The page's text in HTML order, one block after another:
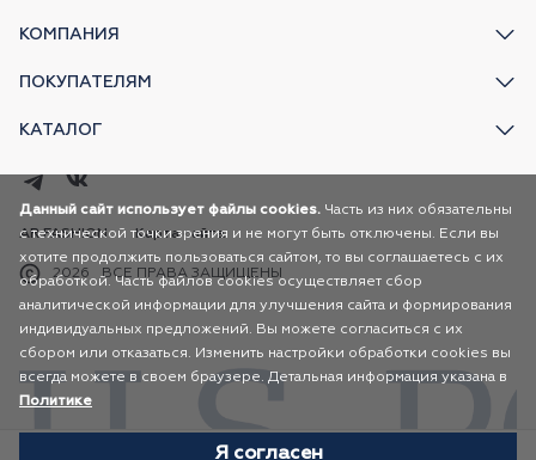
КОМПАНИЯ
ПОКУПАТЕЛЯМ
КАТАЛОГ
2026 ВСЕ ПРАВА ЗАЩИЩЕНЫ
AR FASHION Карта сайта
Данный сайт использует файлы cookies. Часть из них обязательны
с технической точки зрения и не могут быть отключены. Если вы
хотите продолжить пользоваться сайтом, то вы соглашаетесь с их
обработкой. Часть файлов cookies осуществляет сбор
аналитической информации для улучшения сайта и формирования
индивидуальных предложений. Вы можете согласиться с их
сбором или отказаться. Изменить настройки обработки cookies вы
всегда можете в своем браузере. Детальная информация указана в
Политике
Я согласен